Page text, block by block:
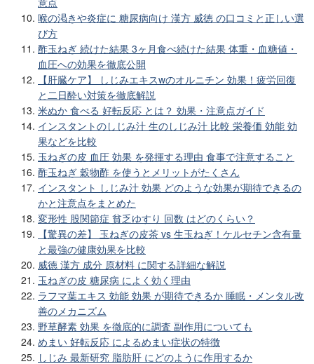
喉の渇きや炎症に 糖尿病向け 漢方 威徳 の口コミと正しい選
び方
酢玉ねぎ 続けた結果 3ヶ月食べ続けた結果 体重・血糖値・
血圧への効果を徹底公開
【肝臓ケア】 しじみエキスwのオルニチン 効果！疲労回復
と二日酔い対策を徹底解説
米ぬか 食べる 好転反応 とは？ 効果・注意点ガイド
インスタントのしじみ汁 生のしじみ汁 比較 栄養価 効能 効
果などを比較
玉ねぎの皮 血圧 効果 を発揮する理由 食事で注意すること
酢玉ねぎ 穀物酢 を使うとメリットがたくさん
インスタント しじみ汁 効果 どのような効果が期待できるの
かと注意点をまとめた
変形性 股関節症 貧乏ゆすり 回数 はどのくらい？
【驚異の差】 玉ねぎの皮茶 vs 生玉ねぎ！ケルセチン含有量
と最強の健康効果を比較
威徳 漢方 成分 原材料 に関する詳細な解説
玉ねぎの皮 糖尿病 によく効く理由
ラフマ葉エキス 効能 効果 が期待できるか 睡眠・メンタル改
善のメカニズム
野草酵素 効果 を徹底的に調査 副作用についても
めまい 好転反応 によるめまい症状の特徴
しじみ 最新研究 脂肪肝 にどのように作用するか